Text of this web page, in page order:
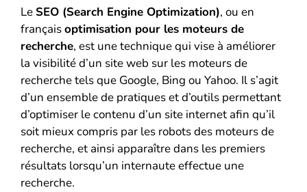
Le SEO (Search Engine Optimization), ou en
françaisoptimisation pour les moteurs de
recherche, est une technique qui vise à améliorer
la visibilité d’un site web sur les moteurs de
recherche tels que Google, Bing ou Yahoo. Il s’agit
d’un ensemble de pratiques et d’outils permettant
d’optimiser le contenu d’un site internet afin qu’il
soit mieux compris par les robots des moteurs de
recherche, et ainsi apparaître dans les premiers
résultats lorsqu’un internaute effectue une
recherche.